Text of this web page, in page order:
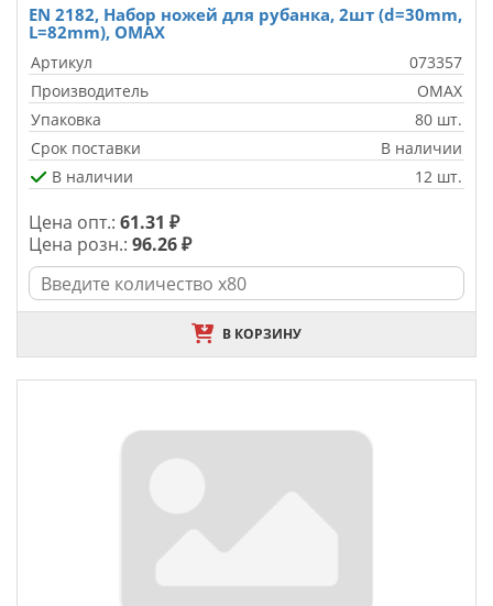
EN 2182, Набор ножей для рубанка, 2шт (d=30mm,
L=82mm), OMAX
Артикул
073357
Производитель
OMAX
Упаковка
80 шт.
Срок поставки
В наличии
В наличии
12 шт.
Цена опт.: 61.31 ₽
Цена розн.: 96.26 ₽
В КОРЗИНУ